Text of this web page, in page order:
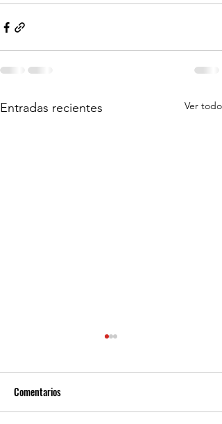
Entradas recientes Ver todo
Comentarios